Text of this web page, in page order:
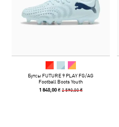
Бутсы FUTURE 9 PLAY FG/AG
Football Boots Youth
1 840,00 ₴2 590,00 ₴